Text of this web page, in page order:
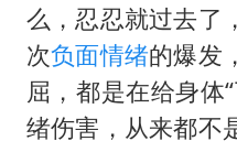
么，忍忍就过去了
次负面情绪的爆发
屈，都是在给身体
绪伤害，从来都不